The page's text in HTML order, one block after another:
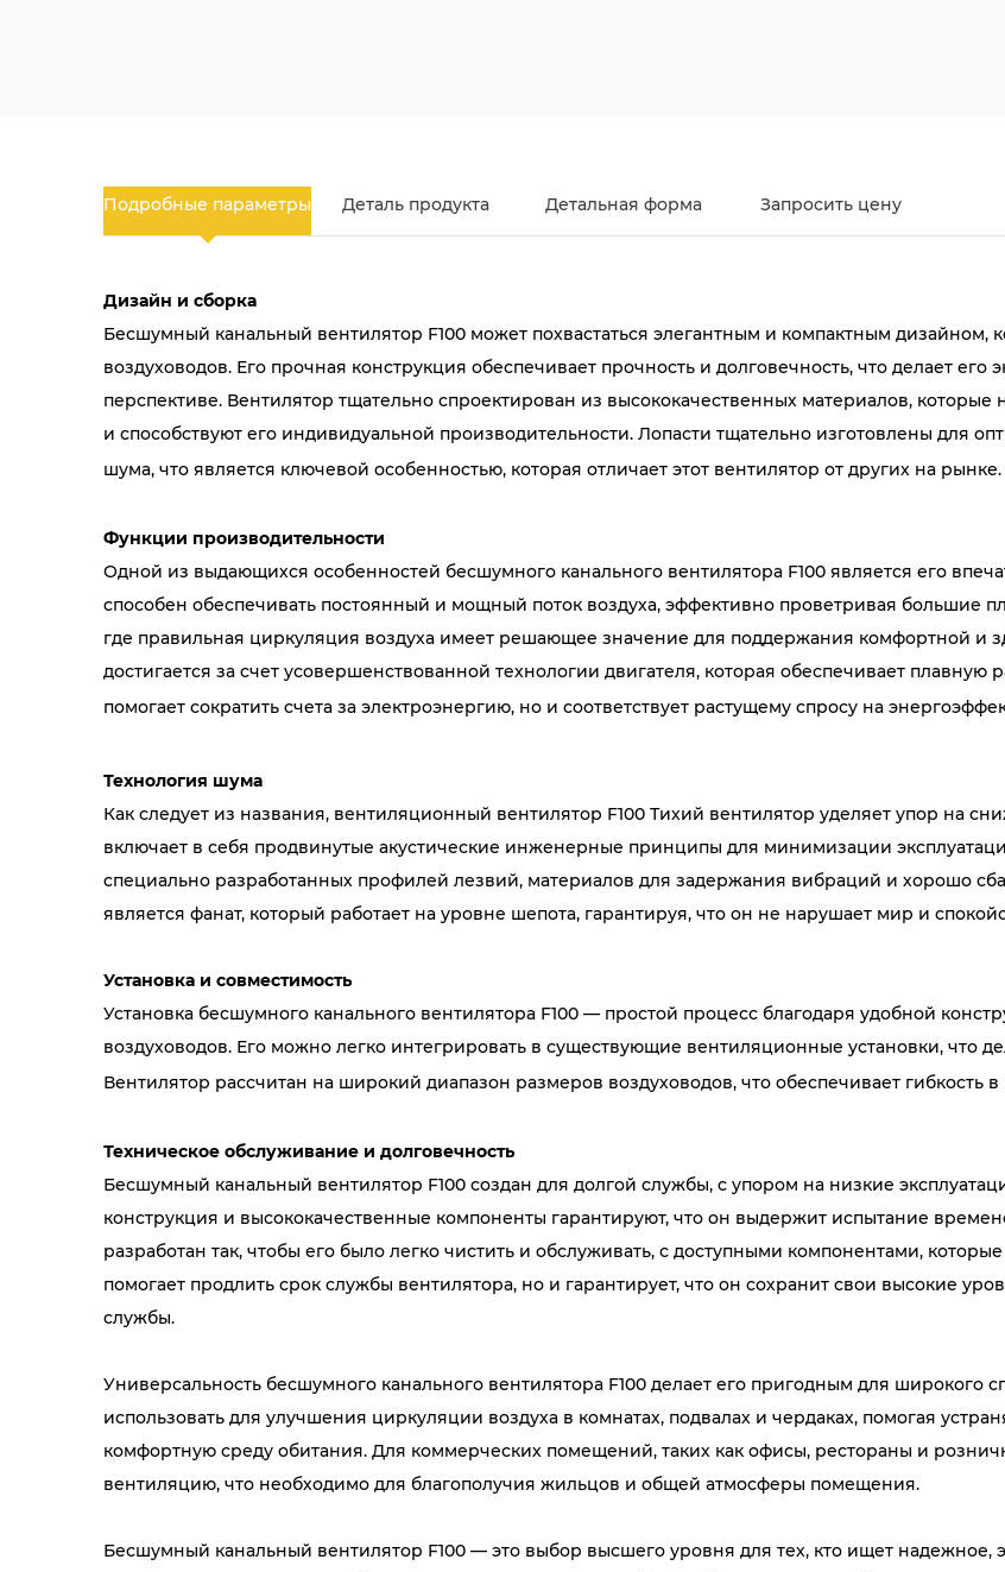
Подробные параметры Деталь продукта Детальная форма Запросить цену
Дизайн и сборка
Бесшумный канальный вентилятор F100 может похвастаться элегантным и компактным дизайном,
воздуховодов. Его прочная конструкция обеспечивает прочность и долговечность, что делает
перспективе. Вентилятор тщательно спроектирован из высококачественных материалов, которые
и способствуют его индивидуальной производительности. Лопасти тщательно изготовлены для
шума, что является ключевой особенностью, которая отличает этот вентилятор от других на рынке.
Функции производительности
Одной из выдающихся особенностей бесшумного канального вентилятора F100 является его
способен обеспечивать постоянный и мощный поток воздуха, эффективно проветривая большие
где правильная циркуляция воздуха имеет решающее значение для поддержания комфортной и
достигается за счет усовершенствованной технологии двигателя, которая обеспечивает
помогает сократить счета за электроэнергию, но и соответствует растущему спросу на
Технология шума
Как следует из названия, вентиляционный вентилятор F100 Тихий вентилятор уделяет упор на
включает в себя продвинутые акустические инженерные принципы для минимизации
специально разработанных профилей лезвий, материалов для задержания вибраций и хорошо
является фанат, который работает на уровне шепота, гарантируя, что он не нарушает мир и
Установка и совместимость
Установка бесшумного канального вентилятора F100 — простой процесс благодаря удобной
воздуховодов. Его можно легко интегрировать в существующие вентиляционные установки, что
Вентилятор рассчитан на широкий диапазон размеров воздуховодов, что обеспечивает гибкость в
Техническое обслуживание и долговечность
Бесшумный канальный вентилятор F100 создан для долгой службы, с упором на низкие
конструкция и высококачественные компоненты гарантируют, что он выдержит испытание
разработан так, чтобы его было легко чистить и обслуживать, с доступными компонентами,
помогает продлить срок службы вентилятора, но и гарантирует, что он сохранит свои высокие
службы.
Универсальность бесшумного канального вентилятора F100 делает его пригодным для
использовать для улучшения циркуляции воздуха в комнатах, подвалах и чердаках, помогая
комфортную среду обитания. Для коммерческих помещений, таких как офисы, рестораны и
вентиляцию, что необходимо для благополучия жильцов и общей атмосферы помещения.
Бесшумный канальный вентилятор F100 — это выбор высшего уровня для тех, кто ищет